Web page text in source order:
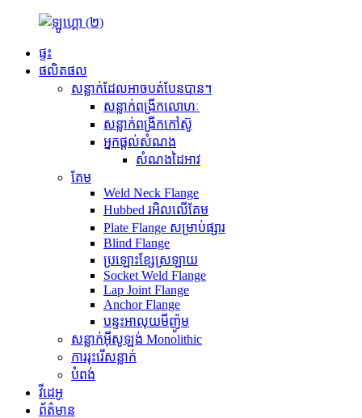
ផ្ទះ
ផលិតផល
សន្លាក់ដែលអាចបត់បែនបាន។
សន្លាក់ពង្រីកលោហៈ
សន្លាក់ពង្រីកកៅស៊ូ
អ្នកផ្តល់សំណង
សំណងដៃអាវ
គែម
Weld Neck Flange
Hubbed រអិលលើគែម
Plate Flange សម្រាប់ផ្សារ
Blind Flange
ប្រឡោះខ្សែស្រឡាយ
Socket Weld Flange
Lap Joint Flange
Anchor Flange
បន្ទះអាលុយមីញ៉ូម
សន្លាក់អ៊ីសូឡង់ Monolithic
ការរុះរើសន្លាក់
បំពង់
វីដេអូ
ព័ត៌មាន